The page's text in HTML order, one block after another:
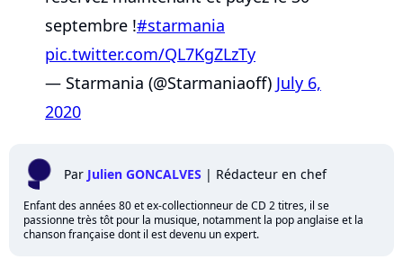
septembre !#starmania
pic.twitter.com/QL7KgZLzTy
— Starmania (@Starmaniaoff) July 6,
2020
Par Julien GONCALVES | Rédacteur en chef
Enfant des années 80 et ex-collectionneur de CD 2 titres, il se
passionne très tôt pour la musique, notamment la pop anglaise et la
chanson française dont il est devenu un expert.